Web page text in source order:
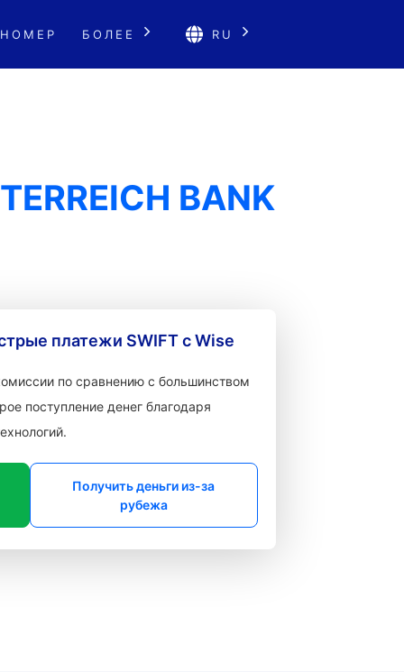
БОЛЕЕ RU
BANK
платежи SWIFT с Wise
по сравнению с большинством
поступление денег благодаря
Получить деньги из-за
рубежа